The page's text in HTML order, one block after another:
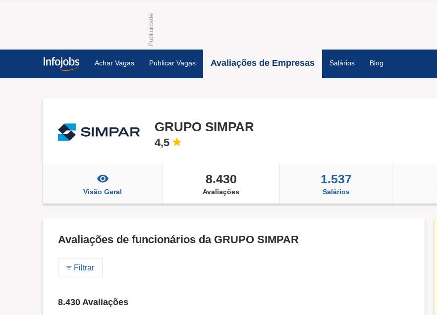
Achar Vagas Publicar Vagas Avaliações de Empresas Salários Blog
GRUPO SIMPAR
4,5
Visão Geral
8.430
Avaliações
1.537
Salários
Avaliações de funcionários da GRUPO SIMPAR
Filtrar
8.430 Avaliações